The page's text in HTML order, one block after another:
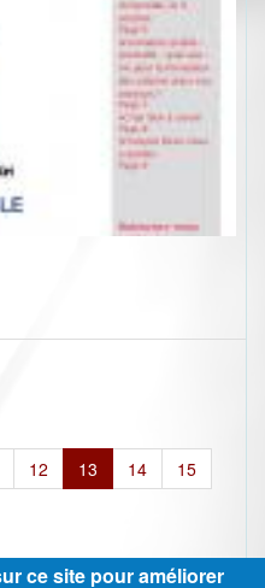
12 13 14
15
ce site pour améliorer